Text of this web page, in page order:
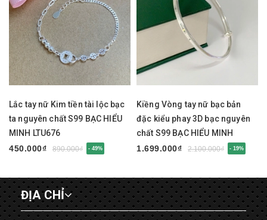
Lắc tay nữ Kim tiền tài lộc bạc
ta nguyên chất S99 BẠC HIỂU
MINH LTU676
450.000₫
890.000₫ - 49%
Kiềng Vòng tay nữ bạc bản
đặc kiểu phay 3D bạc nguyên
chất S99 BẠC HIỂU MINH
LTU675
1.699.000₫ 2.100.000₫ - 19%
ĐỊA CHỈ